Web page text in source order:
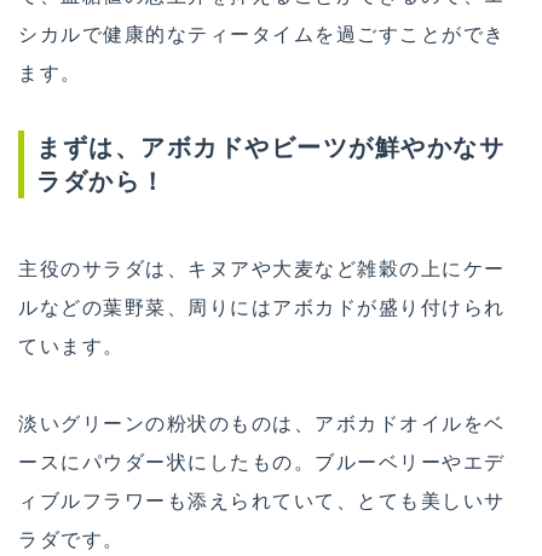
シカルで健康的なティータイムを過ごすことができ
ます。
まずは、アボカドやビーツが鮮やかなサ
ラダから！
主役のサラダは、キヌアや大麦など雑穀の上にケー
ルなどの葉野菜、周りにはアボカドが盛り付けられ
ています。
淡いグリーンの粉状のものは、アボカドオイルをベ
ースにパウダー状にしたもの。ブルーベリーやエデ
ィブルフラワーも添えられていて、とても美しいサ
ラダです。